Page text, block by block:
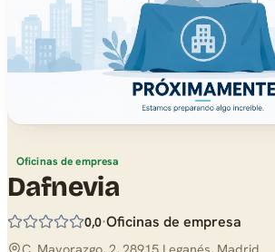
Oficinas de empresa
Dafnevia
0,0·Oficinas de empresa